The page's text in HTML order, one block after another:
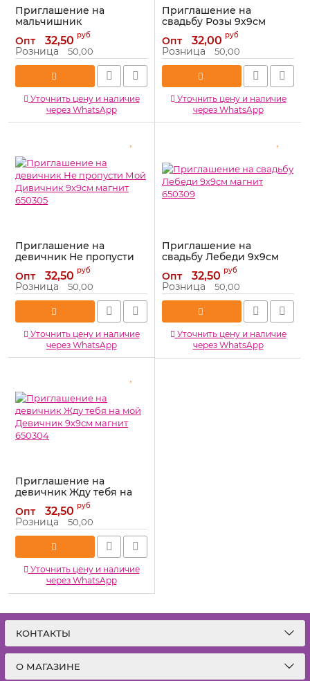
Приглашение на
мальчишник
Мальчишник 9х9см
магнит 650307
Артикул: 650307
Опт 32,50 руб
Розница 50,00
Уточнить цену и наличие
через WhatsApp
Приглашение на
свадьбу Розы 9х9см
магнит 650310
Артикул: 650310
Опт 32,00 руб
Розница 50,00
Уточнить цену и наличие
через WhatsApp
Приглашение на
девичник Не пропусти
Мой Дивичник 9х9см
магнит 650305
Артикул: 650305
Опт 32,50 руб
Розница 50,00
Уточнить цену и наличие
через WhatsApp
Приглашение на
свадьбу Лебеди 9х9см
магнит 650309
Артикул: 650309
Опт 32,50 руб
Розница 50,00
Уточнить цену и наличие
через WhatsApp
Приглашение на
девичник Жду тебя на
мой Девичник 9х9см
магнит 650304
Артикул: 650304
Опт 32,50 руб
Розница 50,00
Уточнить цену и наличие
через WhatsApp
КОНТАКТЫ
О МАГАЗИНЕ